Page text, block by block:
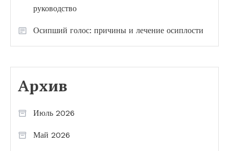
руководство
Осипший голос: причины и лечение осиплости
Архив
Июль 2026
Май 2026